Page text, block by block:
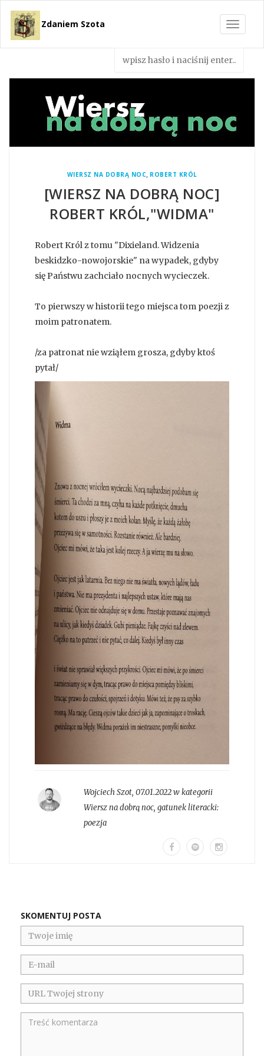
Toggle
Zdaniem Szota
WIERSZ NA DOBRĄ NOC, ROBERT KRÓL
[WIERSZ NA DOBRĄ NOC]
ROBERT KRÓL,"WIDMA"
Robert Król z tomu "Dixieland. Widzenia
beskidzko-nowojorskie" na wypadek, gdyby
się Państwu zachciało nocnych wycieczek.
To pierwszy w historii tego miejsca tom poezji z
moim patronatem.
/za patronat nie wziąłem grosza, gdyby ktoś
pytał/
Wojciech Szot, 07.01.2022 w kategorii
Wiersz na dobrą noc, gatunek literacki:
poezja
SKOMENTUJ POSTA